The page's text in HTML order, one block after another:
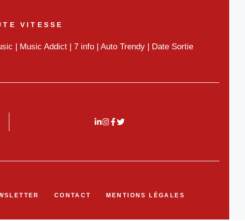
VITESSE
| Music Addict | 7 info | Auto Trendy | Date Sortie
CONTACT MENTIONS LÉGALES